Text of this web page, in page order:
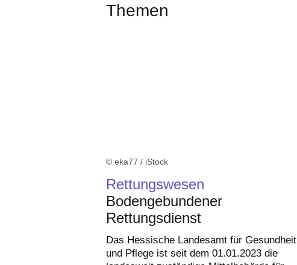
Themen
© eka77 / iStock
Rettungswesen
Bodengebundener
Rettungsdienst
Das Hessische Landesamt für Gesundheit
und Pflege ist seit dem 01.01.2023 die